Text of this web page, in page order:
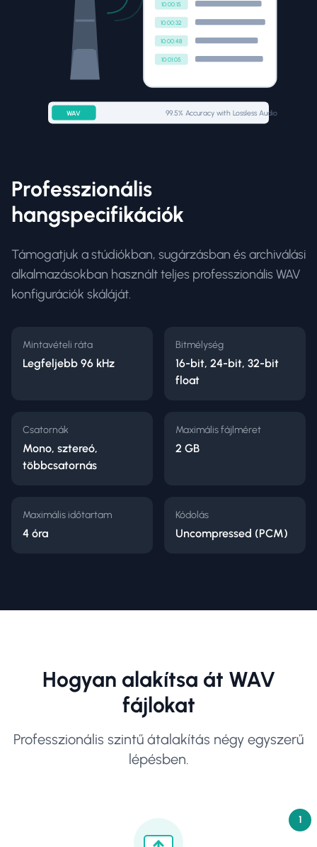
10:00:15
10:00:32
10:00:48
10:01:05
WAV 99.5% Accuracy with Lossless Audio
Professzionális
hangspecifikációk
Támogatjuk a stúdiókban, sugárzásban és archiválási
alkalmazásokban használt teljes professzionális WAV
konfigurációk skáláját.
Mintavételi ráta
Legfeljebb 96 kHz
Bitmélység
16-bit, 24-bit, 32-bit
float
Csatornák
Mono, sztereó,
többcsatornás
Maximális fájlméret
2 GB
Maximális időtartam
4 óra
Kódolás
Uncompressed (PCM)
Hogyan alakítsa át WAV
fájlokat
Professzionális szintű átalakítás négy egyszerű
lépésben.
1